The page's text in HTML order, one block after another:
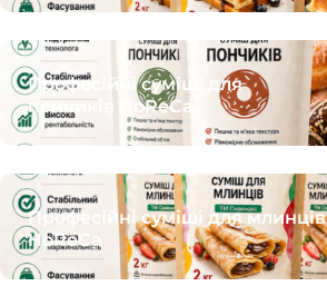
Професійні суміші для
пончиків HoReCa
Професійні суміші для млинців
HoReCa